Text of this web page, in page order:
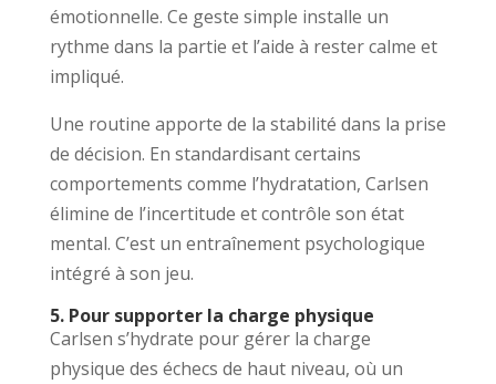
émotionnelle. Ce geste simple installe un
rythme dans la partie et l’aide à rester calme et
impliqué.
Une routine apporte de la stabilité dans la prise
de décision. En standardisant certains
comportements comme l’hydratation, Carlsen
élimine de l’incertitude et contrôle son état
mental. C’est un entraînement psychologique
intégré à son jeu.
5. Pour supporter la charge physique
Carlsen s’hydrate pour gérer la charge
physique des échecs de haut niveau, où un